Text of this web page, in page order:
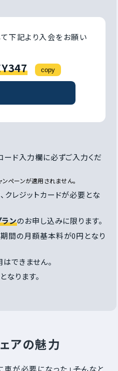
下記より入会をお願い
copy
ード入力欄に必ずご入力くだ
ペーンが適用されません。
レジットカードが必要とな
ンのお申し込みに限ります。
間の月額基本料が0円となり
できません。
ります。
アの魅力
車が必要になった」――そんなと